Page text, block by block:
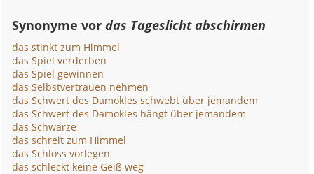
Synonyme vordas Tageslicht abschirmen
das stinkt zum Himmel
das Spiel verderben
das Spiel gewinnen
das Selbstvertrauen nehmen
das Schwert des Damokles schwebt über jemandem
das Schwert des Damokles hängt über jemandem
das Schwarze
das schreit zum Himmel
das Schloss vorlegen
das schleckt keine Geiß weg